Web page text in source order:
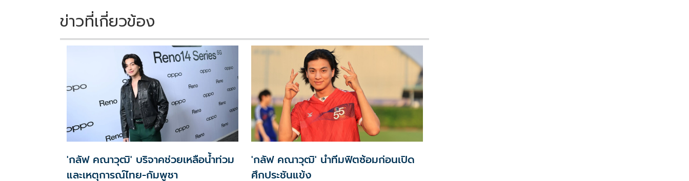
k k
ข่าวที่เกี่ยวข้อง
'กลัฟ คณาวุฒิ' บริจาคช่วยเหลือน้ำท่วม
และเหตุการณ์ไทย-กัมพูชา
'กลัฟ คณาวุฒิ' นำทีมฟิตซ้อมก่อนเปิด
ศึกประชันแข้ง